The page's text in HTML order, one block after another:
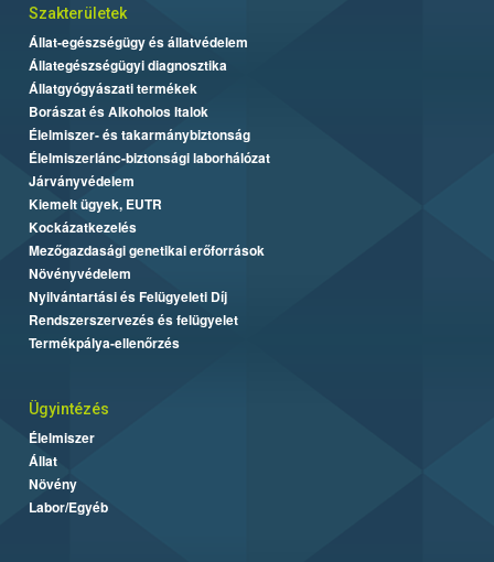
Szakterületek
Állat-egészségügy és állatvédelem
Állategészségügyi diagnosztika
Állatgyógyászati termékek
Borászat és Alkoholos Italok
Élelmiszer- és takarmánybiztonság
Élelmiszerlánc-biztonsági laborhálózat
Járványvédelem
Kiemelt ügyek, EUTR
Kockázatkezelés
Mezőgazdasági genetikai erőforrások
Növényvédelem
Nyilvántartási és Felügyeleti Díj
Rendszerszervezés és felügyelet
Termékpálya-ellenőrzés
Ügyintézés
Élelmiszer
Állat
Növény
Labor/Egyéb